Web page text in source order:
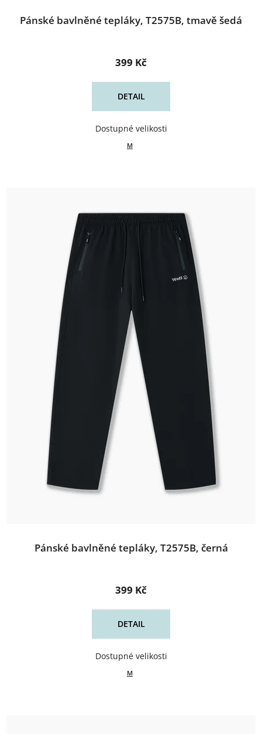
Pánské bavlněné tepláky, T2575B, tmavě šedá
399 Kč
DETAIL
M
Pánské bavlněné tepláky, T2575B, černá
399 Kč
DETAIL
M